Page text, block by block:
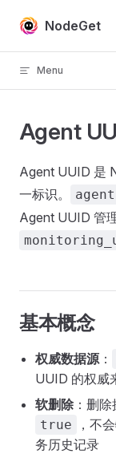
Skip to content
NodeGet
Menu
Agent
Agent UUID 是
一标识。
Agent UUID 管
基本概念
权威数据源：
UUID 的权威
软删除 ：删
true
，不
务历史记录